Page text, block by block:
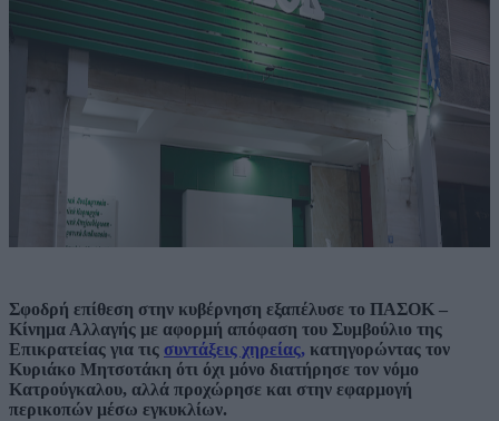
Σφοδρή επίθεση στην κυβέρνηση εξαπέλυσε το ΠΑΣΟΚ –
Κίνημα Αλλαγής με αφορμή απόφαση του Συμβούλιο της
Επικρατείας για τις συντάξεις χηρείας, κατηγορώντας τον
Κυριάκο Μητσοτάκη ότι όχι μόνο διατήρησε τον νόμο
Κατρούγκαλου, αλλά προχώρησε και στην εφαρμογή
περικοπών μέσω εγκυκλίων.